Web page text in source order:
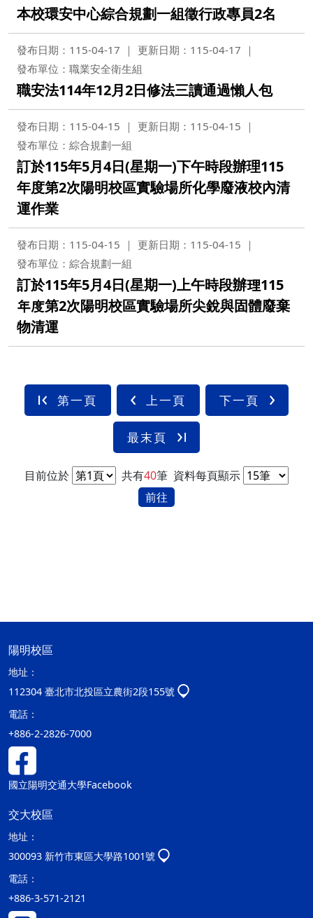
本校環安中心綜合規劃一組徵行政專員2名
發布日期：115-04-17
更新日期：115-04-17
發布單位：職業安全衛生組
職安法114年12月2日修法三讀通過懶人包
發布日期：115-04-15
更新日期：115-04-15
發布單位：綜合規劃一組
訂於115年5月4日(星期一)下午時段辦理115
年度第2次陽明校區實驗場所化學廢液校內清
運作業
發布日期：115-04-15
更新日期：115-04-15
發布單位：綜合規劃一組
訂於115年5月4日(星期一)上午時段辦理115
年度第2次陽明校區實驗場所尖銳與固體廢棄
物清運
第一頁 上一頁 下一頁
最末頁
目前位於 共有40筆 資料每頁顯示
前往
陽明校區
地址：
112304 臺北市北投區立農街2段155號
電話：
+886-2-2826-7000
國立陽明交通大學Facebook
交大校區
地址：
300093 新竹市東區大學路1001號
電話：
+886-3-571-2121